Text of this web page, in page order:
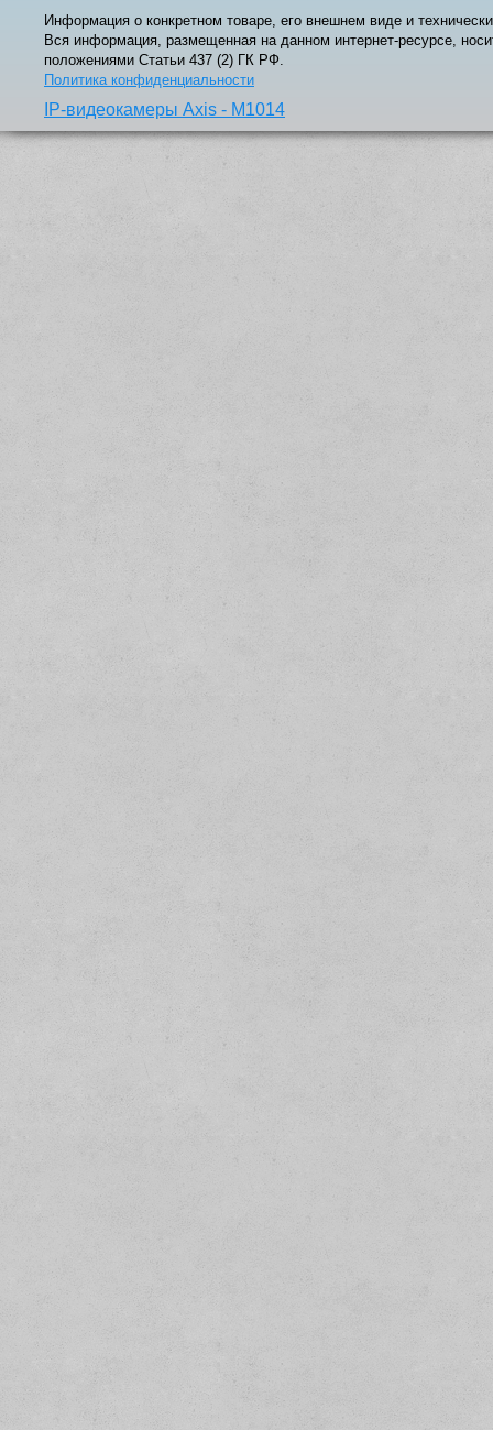
Информация о конкретном товаре, его внешнем виде и
Вся информация, размещенная на данном интернет-ресурсе,
положениями Статьи 437 (2) ГК РФ.
Политика конфиденциальности
IP-видеокамеры Axis - M1014